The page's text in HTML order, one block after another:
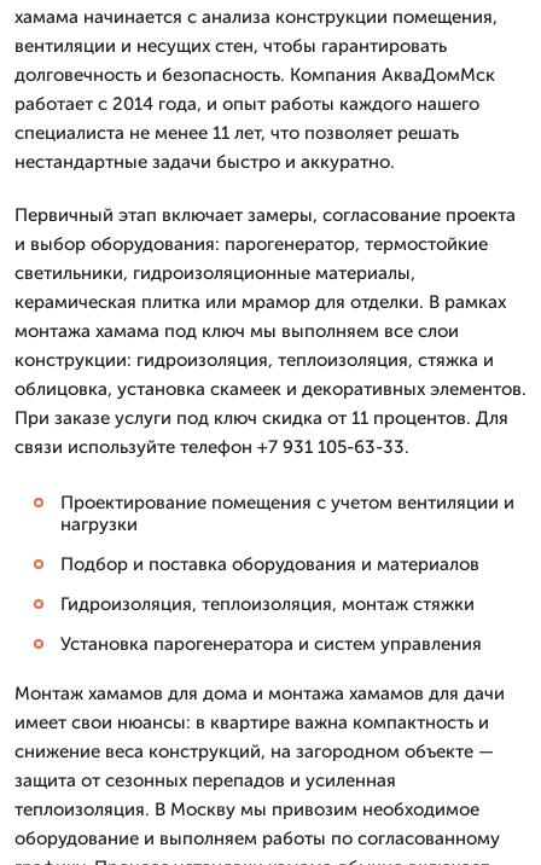
хамама начинается с анализа конструкции помещения,
вентиляции и несущих стен, чтобы гарантировать
долговечность и безопасность. Компания АкваДомМск
работает с 2014 года, и опыт работы каждого нашего
специалиста не менее 11 лет, что позволяет решать
нестандартные задачи быстро и аккуратно.
Первичный этап включает замеры, согласование проекта
и выбор оборудования: парогенератор, термостойкие
светильники, гидроизоляционные материалы,
керамическая плитка или мрамор для отделки. В рамках
монтажа хамама под ключ мы выполняем все слои
конструкции: гидроизоляция, теплоизоляция, стяжка и
облицовка, установка скамеек и декоративных элементов.
При заказе услуги под ключ скидка от 11 процентов. Для
связи используйте телефон +7 931 105-63-33.
Проектирование помещения с учетом вентиляции и
нагрузки
Подбор и поставка оборудования и материалов
Гидроизоляция, теплоизоляция, монтаж стяжки
Установка парогенератора и систем управления
Монтаж хамамов для дома и монтажа хамамов для дачи
имеет свои нюансы: в квартире важна компактность и
снижение веса конструкций, на загородном объекте —
защита от сезонных перепадов и усиленная
теплоизоляция. В Москву мы привозим необходимое
оборудование и выполняем работы по согласованному